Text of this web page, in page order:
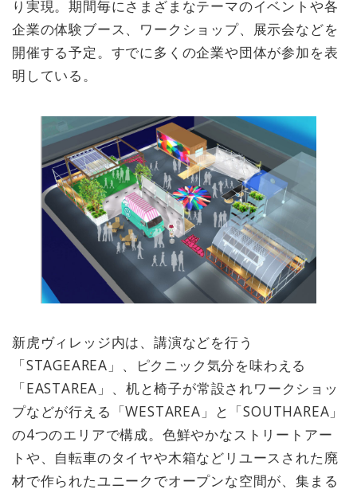
り実現。期間毎にさまざまなテーマのイベントや各
企業の体験ブース、ワークショップ、展示会などを
開催する予定。すでに多くの企業や団体が参加を表
明している。
新虎ヴィレッジ内は、講演などを行う
「STAGEAREA」、ピクニック気分を味わえる
「EASTAREA」、机と椅子が常設されワークショッ
プなどが行える「WESTAREA」と「SOUTHAREA」
の4つのエリアで構成。色鮮やかなストリートアー
トや、自転車のタイヤや木箱などリユースされた廃
材で作られたユニークでオープンな空間が、集まる